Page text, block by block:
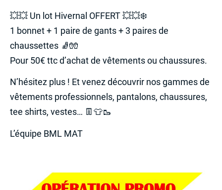
💥💥 Un lot Hivernal OFFERT 💥💥❄️
1 bonnet + 1 paire de gants + 3 paires de
chaussettes 🧦🧤
Pour 50€ ttc d’achat de vêtements ou chaussures.
N’hésitez plus ! Et venez découvrir nos gammes de
vêtements professionnels, pantalons, chaussures,
tee shirts, vestes… 👖👕🥾
L’équipe BML MAT